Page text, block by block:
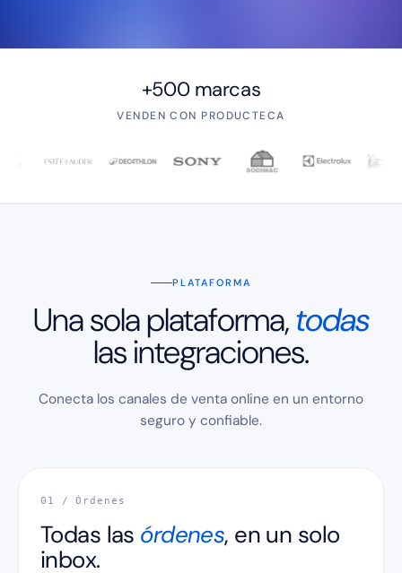
+500 marcas
VENDEN CON PRODUCTECA
PLATAFORMA
Una sola plataforma,todas
las integraciones.
Conecta los canales de venta online en un entorno
seguro y confiable.
01 / Órdenes
Todas las órdenes, en un solo
inbox.